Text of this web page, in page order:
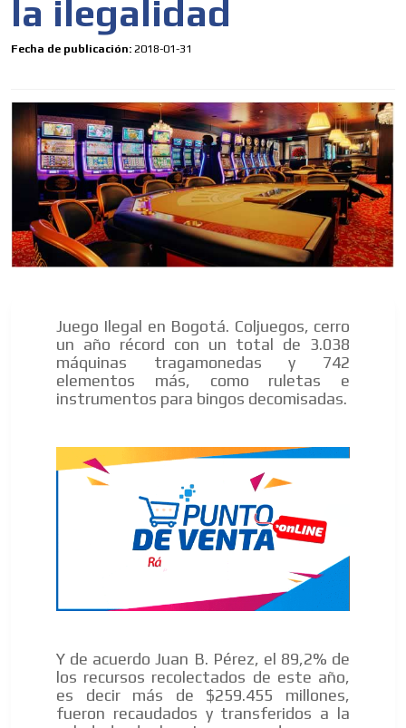
la ilegalidad
Fecha de publicación: 2018-01-31
Juego Ilegal en Bogotá. Coljuegos, cerro
un año récord con un total de 3.038
máquinas tragamonedas y 742
elementos más, como ruletas e
instrumentos para bingos decomisadas.
Y de acuerdo Juan B. Pérez, el 89,2% de
los recursos recolectados de este año,
es decir más de $259.455 millones,
fueron recaudados y transferidos a la